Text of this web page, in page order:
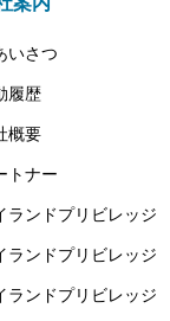
いさつ
履歴
概要
トナー
ランドプリビレッジ
ランドプリビレッジ
ランドプリビレッジ